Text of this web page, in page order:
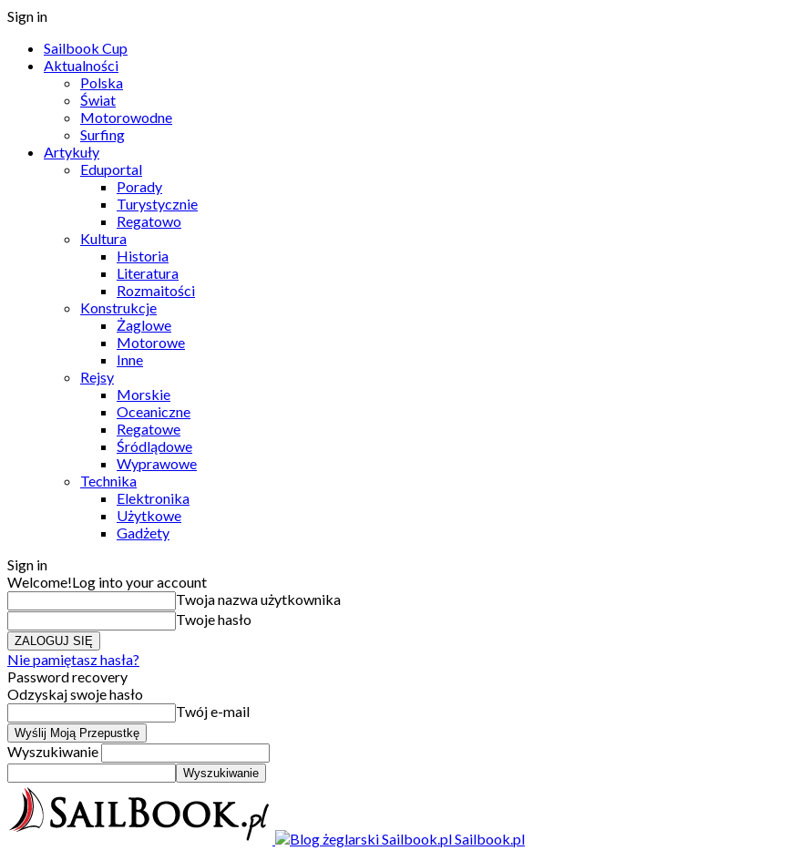
Sign in
Sailbook Cup
Aktualności
Polska
Świat
Motorowodne
Surfing
Artykuły
Eduportal
Porady
Turystycznie
Regatowo
Kultura
Historia
Literatura
Rozmaitości
Konstrukcje
Żaglowe
Motorowe
Inne
Rejsy
Morskie
Oceaniczne
Regatowe
Śródlądowe
Wyprawowe
Technika
Elektronika
Użytkowe
Gadżety
Sign in
Welcome!Log into your account
Twoja nazwa użytkownika
Twoje hasło
Nie pamiętasz hasła?
Password recovery
Odzyskaj swoje hasło
Twój e-mail
Wyszukiwanie
Sailbook.pl